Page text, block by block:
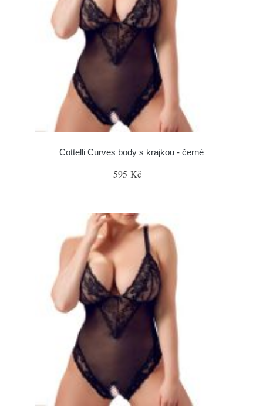
Cottelli Curves body s krajkou - černé
595 Kč